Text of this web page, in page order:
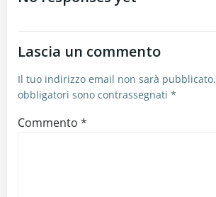
Lascia un commento
Il tuo indirizzo email non sarà pubblicato.
obbligatori sono contrassegnati *
Commento *